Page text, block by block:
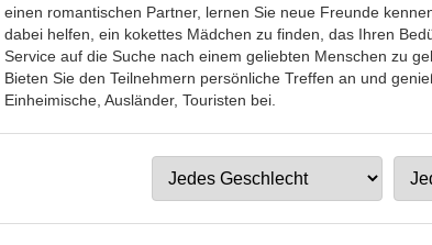
einen romantischen Partner, lernen Sie neue Freunde
dabei helfen, ein kokettes Mädchen zu finden, das Ihren
Service auf die Suche nach einem geliebten Menschen zu
Bieten Sie den Teilnehmern persönliche Treffen an und
Einheimische, Ausländer, Touristen bei.